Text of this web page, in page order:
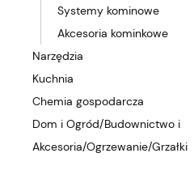
Systemy kominowe
Akcesoria kominkowe
Narzędzia
Kuchnia
Chemia gospodarcza
Dom i Ogród/Budownictwo i
Akcesoria/Ogrzewanie/Grzałki